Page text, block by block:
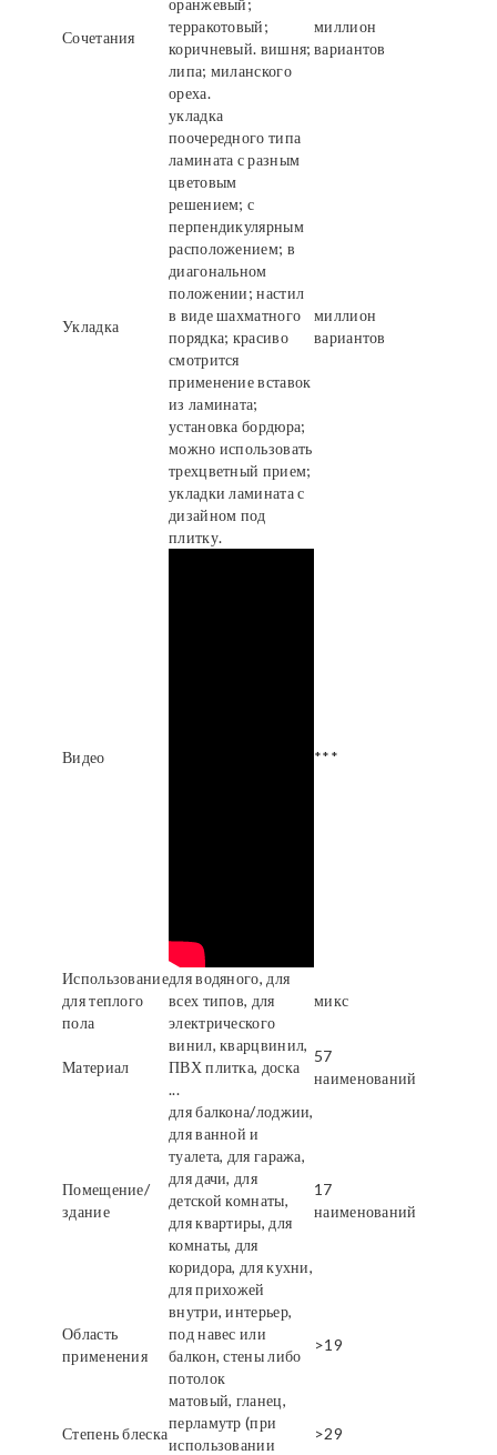
Сочетания
оранжевый;
терракотовый;
коричневый. вишня;
липа; миланского
ореха.
миллион
вариантов
Укладка
укладка
поочередного типа
ламината с разным
цветовым
решением; с
перпендикулярным
расположением; в
диагональном
положении; настил
в виде шахматного
порядка; красиво
смотрится
применение вставок
из ламината;
установка бордюра;
можно использовать
трехцветный прием;
укладки ламината с
дизайном под
плитку.
миллион
вариантов
Видео ***
Использование
для теплого
пола
для водяного, для
всех типов, для
электрического
микс
Материал
винил, кварцвинил,
ПВХ плитка, доска
...
57
наименований
Помещение/
здание
для балкона/лоджии,
для ванной и
туалета, для гаража,
для дачи, для
детской комнаты,
для квартиры, для
комнаты, для
коридора, для кухни,
для прихожей
17
наименований
Область
применения
внутри, интерьер,
под навес или
балкон, стены либо
потолок
>19
Степень блеска
матовый, гланец,
перламутр (при
использовании
>29